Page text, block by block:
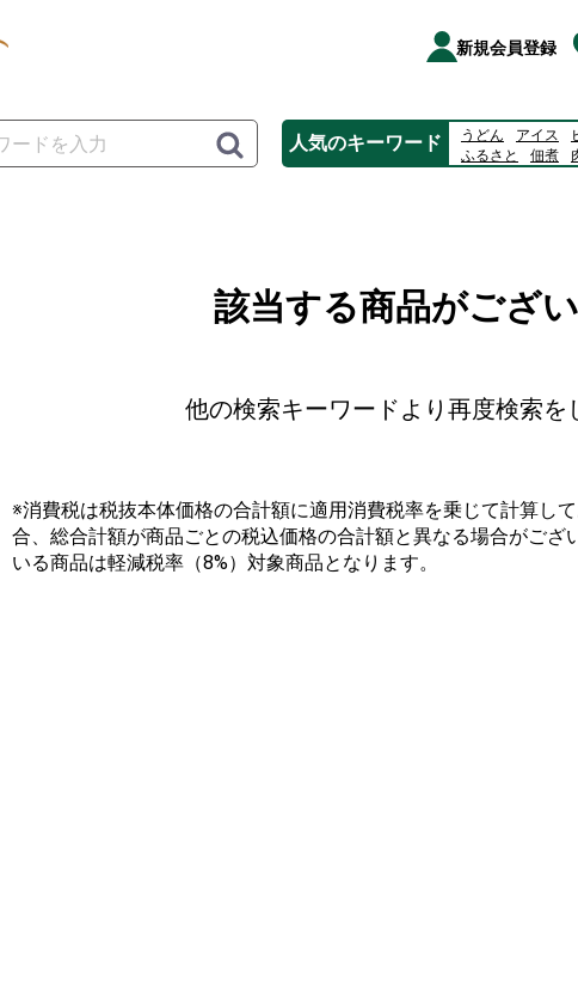
新規会員登録
人気のキーワード うどん アイス
ふるさと
佃煮
該当する商品がござい
他の検索キーワードより再度検索を
※消費税は税抜本体価格の合計額に適用消費税率を乗じて計算し
合、総合計額が商品ごとの税込価格の合計額と異なる場合がござ
いる商品は軽減税率（8%）対象商品となります。